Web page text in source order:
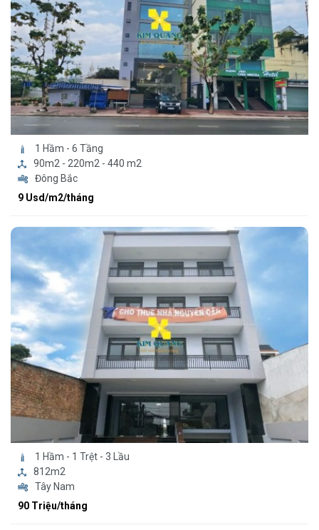
1 Hầm - 6 Tầng
90m2 - 220m2 - 440 m2
Đông Bắc
9 Usd/m2/tháng
1 Hầm - 1 Trệt - 3 Lầu
812m2
Tây Nam
90 Triệu/tháng